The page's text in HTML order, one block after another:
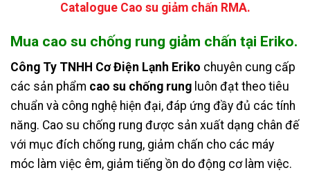
Catalogue Cao su giảm chấn RMA.
Mua cao su chống rung giảm chấn tại Eriko.
Công Ty TNHH Cơ Điện Lạnh Eriko chuyên cung cấp
các sản phẩm cao su chống rung luôn đạt theo tiêu
chuẩn và công nghệ hiện đại, đáp ứng đầy đủ các tính
năng. Cao su chống rung được sản xuất dạng chân đế
với mục đích chống rung, giảm chấn cho các máy
móc làm việc êm, giảm tiếng ồn do động cơ làm việc.